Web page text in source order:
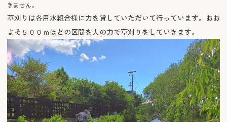
きません。
草刈りは各用水組合様に力を貸していただいて行っています。おお
よそ５００ｍほどの区間を人の力で草刈りをしていきます。